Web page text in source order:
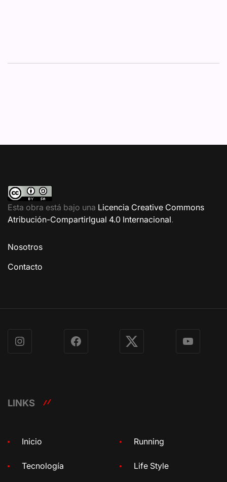
Esta obra está bajo una Licencia Creative Commons
Atribución-CompartirIgual 4.0 Internacional.
Nosotros
Contacto
Instagram Facebook X YouTube
LINKS
Inicio Running
Tecnología Life Style